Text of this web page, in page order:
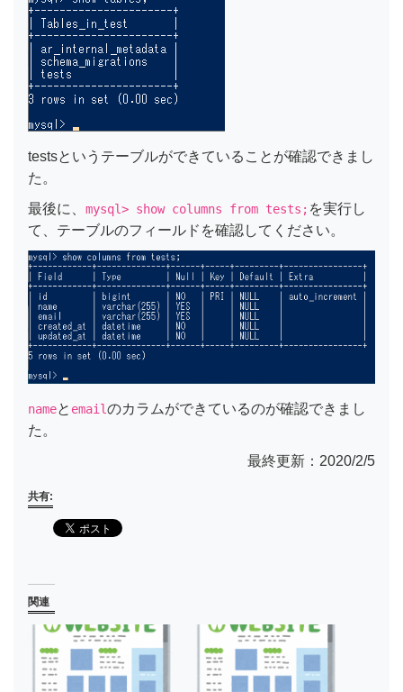
testsというテーブルができていることが確認できまし
た。
最後に、 mysql> show columns from tests; を実行し
て、テーブルのフィールドを確認してください。
nameと emailのカラムができているのが確認できまし
た。
最終更新：2020/2/5
共有:
関連